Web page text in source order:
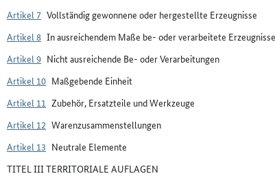
Artikel 7 Vollständig gewonnene oder hergestellte Erzeugnisse
Artikel 8 In ausreichendem Maße be- oder verarbeitete Erzeugnisse
Artikel 9 Nicht ausreichende Be- oder Verarbeitungen
Artikel 10 Maßgebende Einheit
Artikel 11 Zubehör, Ersatzteile und Werkzeuge
Artikel 12 Warenzusammenstellungen
Artikel 13 Neutrale Elemente
TITEL III TERRITORIALE AUFLAGEN